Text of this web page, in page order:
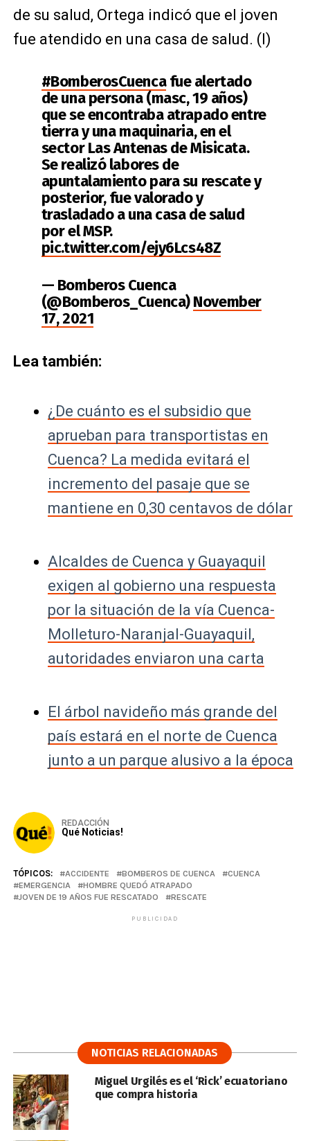
de su salud, Ortega indicó que el joven
fue atendido en una casa de salud. (I)
#BomberosCuencafue alertado
de una persona (masc, 19 años)
que se encontraba atrapado entre
tierra y una maquinaria, en el
sector Las Antenas de Misicata.
Se realizó labores de
apuntalamiento para su rescate y
posterior, fue valorado y
trasladado a una casa de salud
por el MSP.
pic.twitter.com/ejy6Lcs48Z
— Bomberos Cuenca
(@Bomberos_Cuenca)November
17, 2021
Lea también:
¿De cuánto es el subsidio que
aprueban para transportistas en
Cuenca? La medida evitará el
incremento del pasaje que se
mantiene en 0,30 centavos de dólar
Alcaldes de Cuenca y Guayaquil
exigen al gobierno una respuesta
por la situación de la vía Cuenca-
Molleturo-Naranjal-Guayaquil,
autoridades enviaron una carta
El árbol navideño más grande del
país estará en el norte de Cuenca
junto a un parque alusivo a la época
REDACCIÓN
Qué Noticias!
TÓPICOS: ACCIDENTE BOMBEROS DE CUENCA
CUENCA
EMERGENCIA
HOMBRE QUEDÓ ATRAPADO
JOVEN DE 19 AÑOS FUE RESCATADO
RESCATE
PUBLICIDAD
NOTICIAS RELACIONADAS
Miguel Urgilés es el ‘Rick’ ecuatoriano
que compra historia